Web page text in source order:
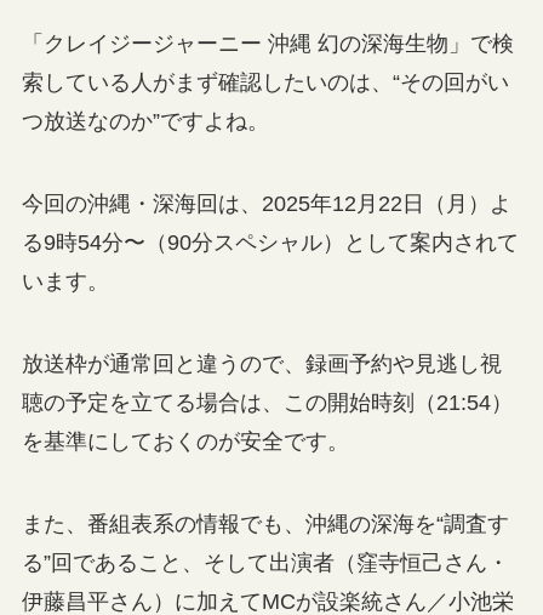
「クレイジージャーニー 沖縄 幻の深海生物」で検
索している人がまず確認したいのは、“その回がい
つ放送なのか”ですよね。
今回の沖縄・深海回は、2025年12月22日（月）よ
る9時54分〜（90分スペシャル）として案内されて
います。
放送枠が通常回と違うので、録画予約や見逃し視
聴の予定を立てる場合は、この開始時刻（21:54）
を基準にしておくのが安全です。
また、番組表系の情報でも、沖縄の深海を“調査す
る”回であること、そして出演者（窪寺恒己さん・
伊藤昌平さん）に加えてMCが設楽統さん／小池栄